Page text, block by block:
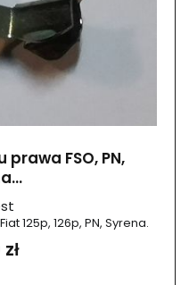
FSO, PN,
125p, 126p, PN, Syrena.